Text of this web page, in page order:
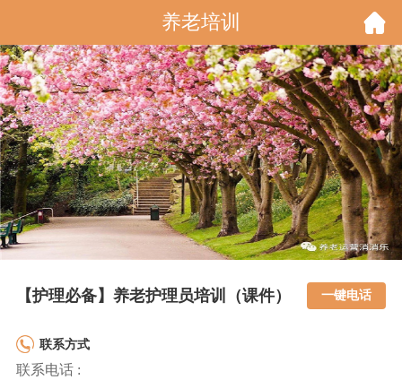
养老培训
【护理必备】养老护理员培训（课件） 一键电话
联系方式
联系电话 :